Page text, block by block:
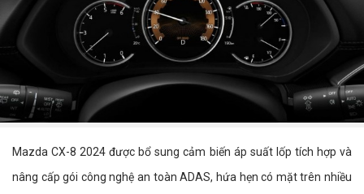
Mazda CX-8 2024 được bổ sung cảm biến áp suất lốp tích hợp và
nâng cấp gói công nghệ an toàn ADAS, hứa hẹn có mặt trên nhiều